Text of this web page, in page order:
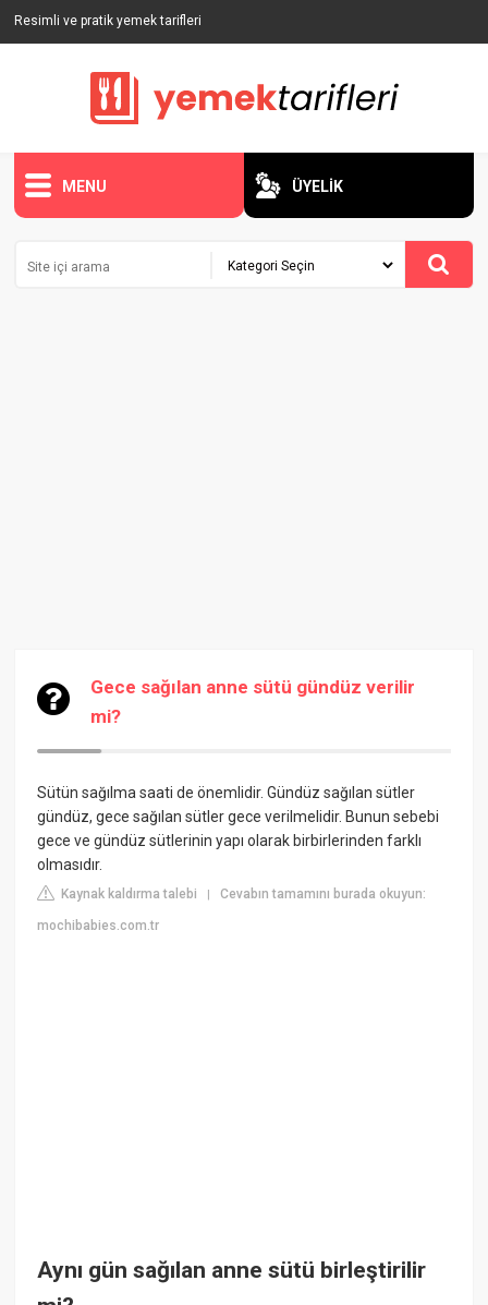
Resimli ve pratik yemek tarifleri
MENU ÜYELİK
Gece sağılan anne sütü gündüz verilir
mi?
Sütün sağılma saati de önemlidir. Gündüz sağılan sütler
gündüz, gece sağılan sütler gece verilmelidir. Bunun sebebi
gece ve gündüz sütlerinin yapı olarak birbirlerinden farklı
olmasıdır.
Kaynak kaldırma talebi |Cevabın tamamını burada okuyun:
mochibabies.com.tr
Aynı gün sağılan anne sütü birleştirilir